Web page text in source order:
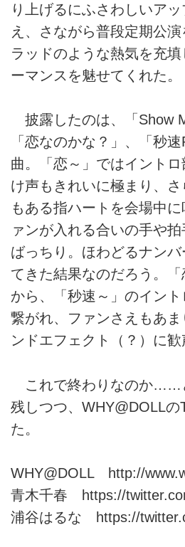
り上げるにふさわしいア
え、さながら普段定期公
ラッドのような熱気を充
ーマンスを魅せてくれた。
披露したのは、「Show
「恋なのかな？」、「秒
曲。「恋～」ではイントロ
け声もきれいに極まり、
もある指ハートを会場中
ァンが入れる合いの手や
ばっちり。ほわどるナン
てきた結果なのだろう。
から、「秒速～」のイン
繋がれ、ファンさえもあ
ンドエフェクト（？）に歓
これで終わりなのか……
残しつつ、WHY@DOLLの
た。
WHY@DOLL
http://
青木千春
https://
浦谷はるな
https://